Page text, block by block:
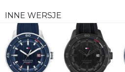
INNE WERSJE